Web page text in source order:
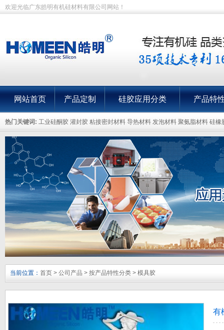
欢迎光临广东皓明有机硅材料有限公司网站！
网站首页 产品定制 硅胶应用分类 产品特
热门关键词: 工业硅酮胶 灌封胶 粘接密封材料 导热材料 发泡材料 聚氨脂材料 硅橡
当前位置： 首页 > 公司产品 > 按产品特性分类 > 模具胶
有